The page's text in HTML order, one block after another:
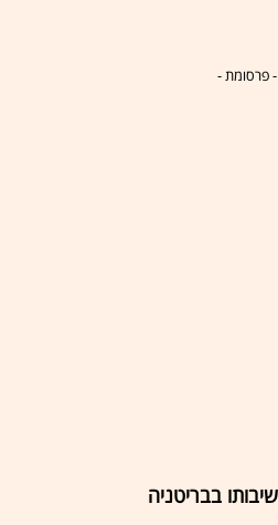
- פרסומת -